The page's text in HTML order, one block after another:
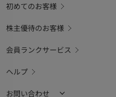
初めてのお客様
株主優待のお客様
会員ランクサービス
ヘルプ
お問い合わせ